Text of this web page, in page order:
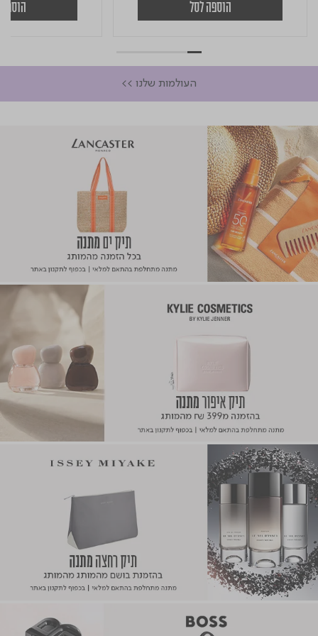
הוספה לסל
העולמות שלנו >>